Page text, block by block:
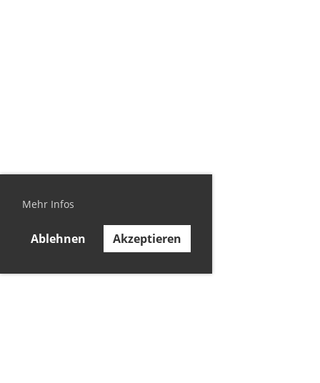
Mehr Infos
Ablehnen Akzeptieren